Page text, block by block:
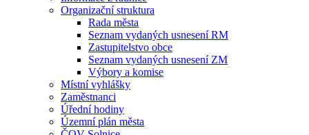
Organizační struktura
Rada města
Seznam vydaných usnesení RM
Zastupitelstvo obce
Seznam vydaných usnesení ZM
Výbory a komise
Místní vyhlášky
Zaměstnanci
Úřední hodiny
Územní plán města